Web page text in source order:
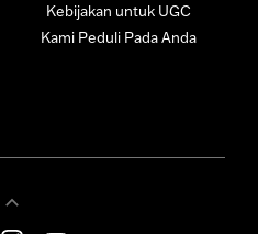
Kebijakan untuk UGC
Kami Peduli Pada Anda